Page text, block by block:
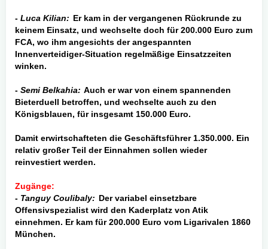
- Luca Kilian: Er kam in der vergangenen Rückrunde zu
keinem Einsatz, und wechselte doch für 200.000 Euro zum
FCA, wo ihm angesichts der angespannten
Innenverteidiger-Situation regelmäßige Einsatzzeiten
winken.
- Semi Belkahia: Auch er war von einem spannenden
Bieterduell betroffen, und wechselte auch zu den
Königsblauen, für insgesamt 150.000 Euro.
Damit erwirtschafteten die Geschäftsführer 1.350.000. Ein
relativ großer Teil der Einnahmen sollen wieder
reinvestiert werden.
Zugänge:
- Tanguy Coulibaly: Der variabel einsetzbare
Offensivspezialist wird den Kaderplatz von Atik
einnehmen. Er kam für 200.000 Euro vom Ligarivalen 1860
München.